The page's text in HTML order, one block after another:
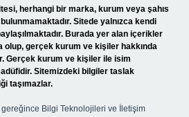
herhangi bir marka, kurum veya şahıs
Sitede yalnızca kendi
Burada yer alan içerikler
olup, gerçek kurum ve kişiler hakkında
Gerçek kurum ve kişiler ile isim
Sitemizdeki bilgiler taslak
taşımazlar.
gereğince Bilgi Teknolojileri ve İletişim